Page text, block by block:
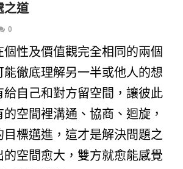
之道
0
性及價值觀完全相同的兩個
能徹底理解另一半或他人的想
給自己和對方留空間，讓彼此
空間裡溝通、協商、迴旋，
目標邁進，這才是解決問題之
空間愈大，雙方就愈能感覺